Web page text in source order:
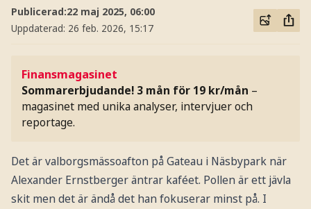
Publicerad:22 maj 2025, 06:00
Uppdaterad: 26 feb. 2026, 15:17
Finansmagasinet
Sommarerbjudande! 3 mån för 19 kr/mån –
magasinet med unika analyser, intervjuer och
reportage.
Det är valborgsmässoafton på Gateau i Näsbypark när
Alexander Ernstberger äntrar kaféet. Pollen är ett jävla
skit men det är ändå det han fokuserar minst på. I